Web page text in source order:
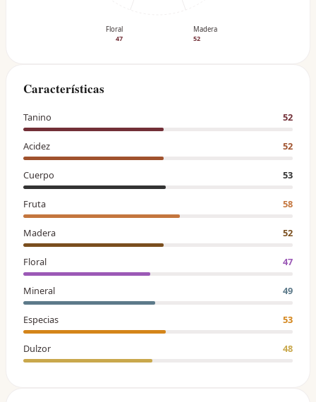
Madera
52
Floral
47
Características
Tanino 52
Acidez 52
Cuerpo 53
Fruta 58
Madera 52
Floral 47
Mineral 49
Especias 53
Dulzor 48